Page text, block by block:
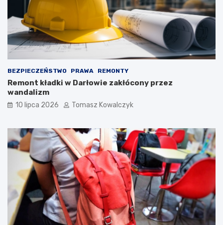
BEZPIECZEŃSTWO PRAWA REMONTY
Remont kładki w Darłowie zakłócony przez
wandalizm
10 lipca 2026 Tomasz Kowalczyk